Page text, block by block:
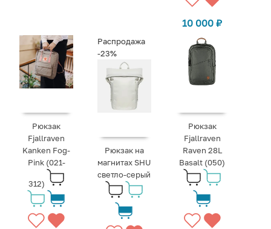
10 000₽
Рюкзак
Fjallraven
Kanken Fog-
Pink (021-
312)
Распродажа
-23%
Рюкзак на
магнитах SHU
светло-серый
Рюкзак
Fjallraven
Raven 28L
Basalt (050)